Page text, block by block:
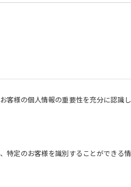
客様の個人情報の重要性を充分に認識
特定のお客様を識別することができる